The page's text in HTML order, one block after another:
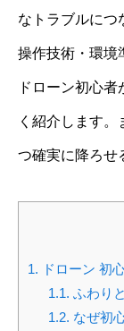
なトラブルにつ
操作技術・環境
ドローン初心
く紹介します
つ確実に降ろせ
1. ドローン 初
1.1. ふわり
1.2. なぜ初